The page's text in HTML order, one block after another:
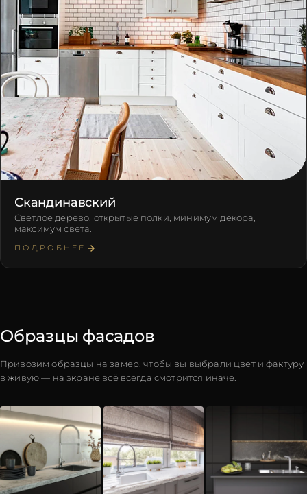
Скандинавский
Светлое дерево, открытые полки, минимум декора,
максимум света.
ПОДРОБНЕЕ
Образцы фасадов
Привозим образцы на замер, чтобы вы выбрали цвет и фактуру
в живую — на экране всё всегда смотрится иначе.